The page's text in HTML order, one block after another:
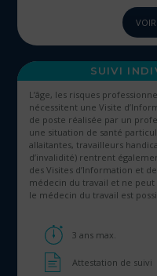
SUIVI
L’âge, les risques
nécessitent une Visite
de poste réalisée par un
une situation de santé
allaitantes, travailleurs
d’invalidité) rentrent
des Visites d’Information et
médecin du travail et ne peut
le médecin du travail est
3 ans max.
Attestation de suivi